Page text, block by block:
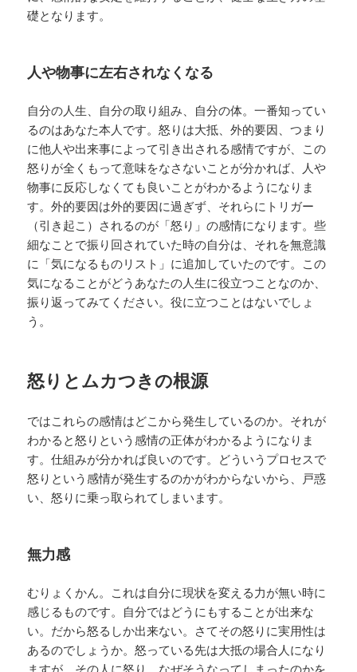
礎となります。
人や物事に左右されなくなる
自分の人生、自分の取り組み、自分の体。一番知ってい
るのはあなた本人です。怒りは大抵、外的要因、つまり
に他人や出来事によって引き出される感情ですが、この
怒りが全くもって意味をなさないことが分かれば、人や
物事に反応しなくても良いことがわかるようになりま
す。外的要因は外的要因に過ぎず、それらにトリガー
（引き起こ）されるのが「怒り」の感情になります。些
細なことで振り回されていた時の自分は、それを無意識
に「気になるものリスト」に追加していたのです。この
気になることがどうあなたの人生に役立つことなのか、
振り返ってみてください。役に立つことはないでしょ
う。
怒りとムカつきの根源
ではこれらの感情はどこから発生しているのか。それが
わかると怒りという感情の正体がわかるようになりま
す。仕組みが分かれば良いのです。どういうプロセスで
怒りという感情が発生するのかがわからないから、戸惑
い、怒りに乗っ取られてしまいます。
無力感
むりょくかん。これは自分に現状を変える力が無い時に
感じるものです。自分ではどうにもすることが出来な
い。だから怒るしか出来ない。さてその怒りに実用性は
あるのでしょうか。怒っている先は大抵の場合人になり